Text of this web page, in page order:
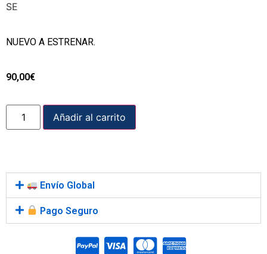
SE
NUEVO A ESTRENAR.
90,00€
Añadir al carrito
Envío Global
Pago Seguro